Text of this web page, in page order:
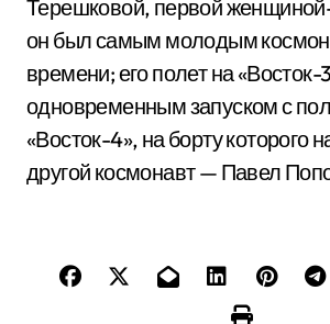
Терешковой, первой
он был самым молодым
времени; его полет на «Восток-
одновременным запуском с
«Восток-4», на борту которого
другой космонавт — Павел